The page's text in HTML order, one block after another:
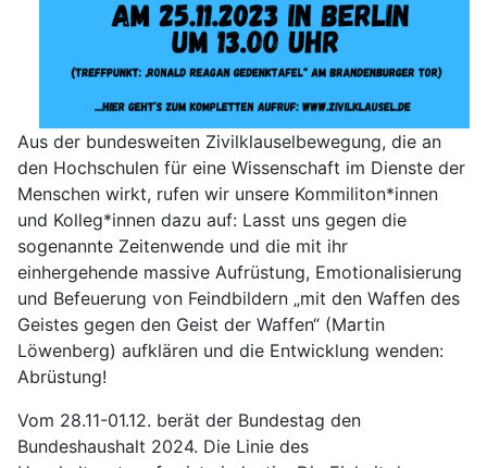
Aus der bundesweiten Zivilklauselbewegung, die an
den Hochschulen für eine Wissenschaft im Dienste der
Menschen wirkt, rufen wir unsere Kommiliton*innen
und Kolleg*innen dazu auf: Lasst uns gegen die
sogenannte Zeitenwende und die mit ihr
einhergehende massive Aufrüstung, Emotionalisierung
und Befeuerung von Feindbildern „mit den Waffen des
Geistes gegen den Geist der Waffen“ (Martin
Löwenberg) aufklären und die Entwicklung wenden:
Abrüstung!
Vom 28.11-01.12. berät der Bundestag den
Bundeshaushalt 2024. Die Linie des